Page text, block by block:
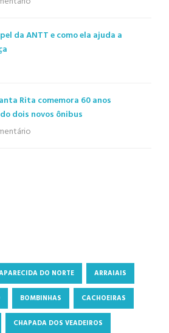
da ANTT e como ela ajuda a
Rita comemora 60 anos
dois novos ônibus
DO NORTE ARRAIAIS
BOMBINHAS CACHOEIRAS
CHAPADA DOS VEADEIROS